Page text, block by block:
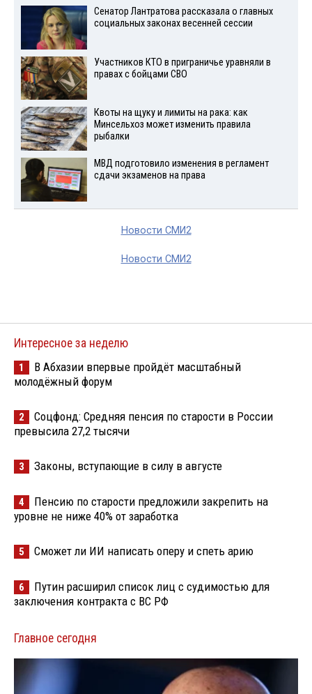
Сенатор Лантратова рассказала о главных
социальных законах весенней сессии
Участников КТО в приграничье уравняли в
правах с бойцами СВО
Квоты на щуку и лимиты на рака: как
Минсельхоз может изменить правила
рыбалки
МВД подготовило изменения в регламент
сдачи экзаменов на права
Новости СМИ2
Новости СМИ2
Интересное за неделю
1
В Абхазии впервые пройдёт масштабный
молодёжный форум
2
Соцфонд: Средняя пенсия по старости в России
превысила 27,2 тысячи
3 Законы, вступающие в силу в августе
4
Пенсию по старости предложили закрепить на
уровне не ниже 40% от заработка
5 Сможет ли ИИ написать оперу и спеть арию
6
Путин расширил список лиц с судимостью для
заключения контракта с ВС РФ
Главное сегодня